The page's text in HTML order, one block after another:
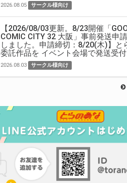
2026.08.05 サークル様向け
【2026/08/03更新。8/23開催「
COMIC CITY 32 大阪」事前発送申
しました。申請締切：8/20(木)】と
委託作品を イベント会場で発送受付
2026.08.03 サークル様向け